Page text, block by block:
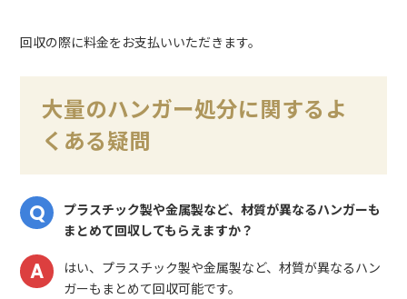
回収の際に料金をお支払いいただきます。
大量のハンガー処分に関するよ
くある疑問
プラスチック製や金属製など、材質が異なるハンガーも
まとめて回収してもらえますか？
はい、プラスチック製や金属製など、材質が異なるハン
ガーもまとめて回収可能です。